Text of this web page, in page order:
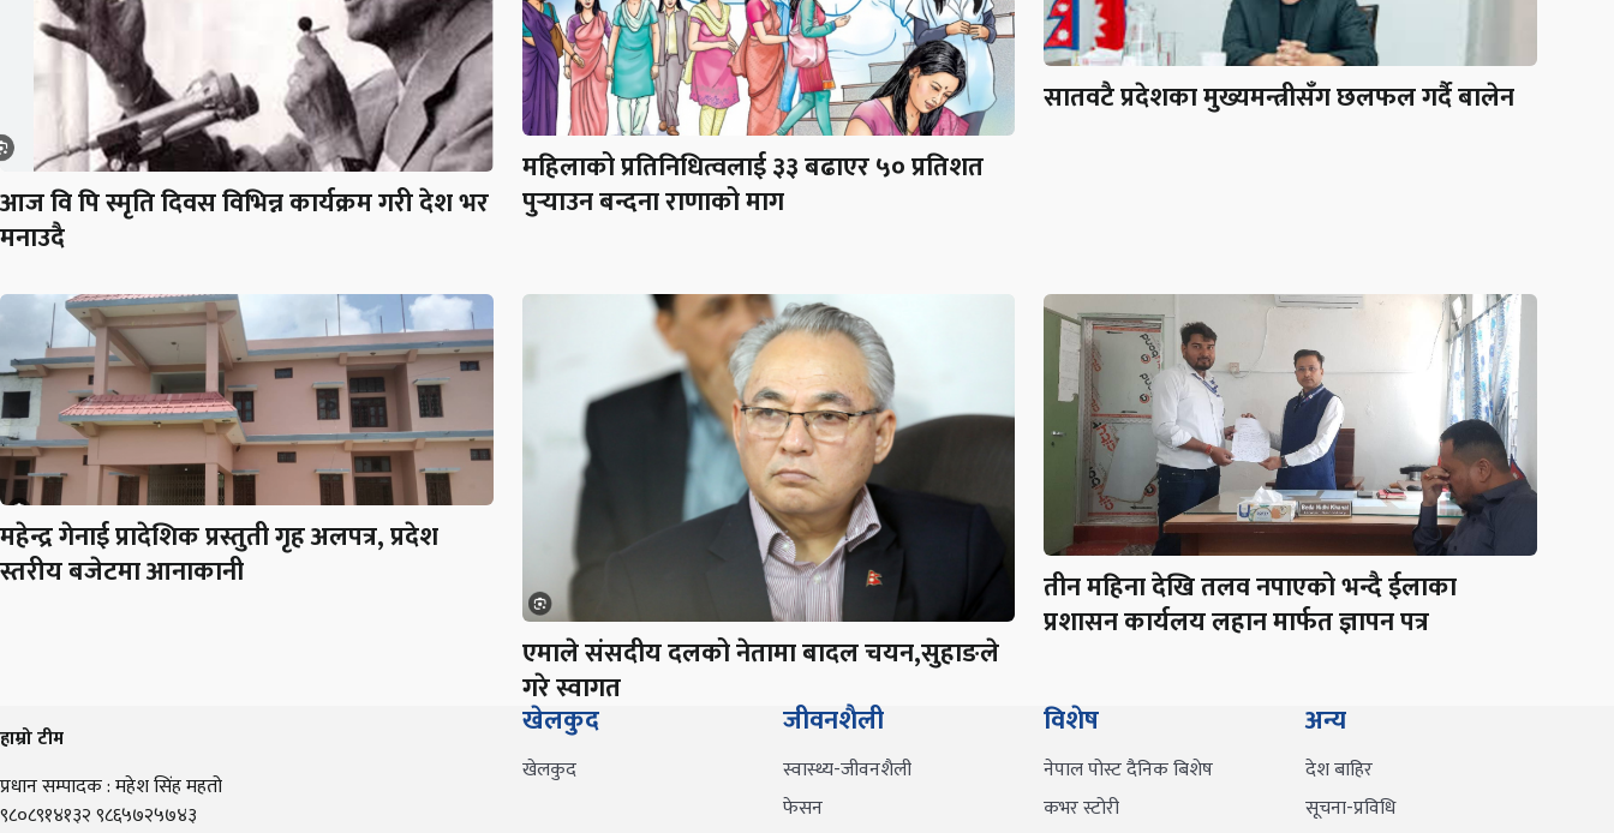
आज वि पि स्मृति दिवस विभिन्न कार्यक्रम गरी देश भर
मनाउदै
महिलाको प्रतिनिधित्वलाई ३३ बढाएर ५० प्रतिशत
पुर्‍याउन बन्दना राणाको माग
सातवटै प्रदेशका मुख्यमन्त्रीसँग छलफल गर्दै बालेन
महेन्द्र गेनाई प्रादेशिक प्रस्तुती गृह अलपत्र, प्रदेश
स्तरीय बजेटमा आनाकानी
एमाले संसदीय दलको नेतामा बादल चयन,सुहाङले
गरे स्वागत
तीन महिना देखि तलव नपाएको भन्दै ईलाका
प्रशासन कार्यलय लहान मार्फत ज्ञापन पत्र
हाम्रो टीम
प्रधान सम्पादक : महेश सिंह महतो
९८०८९१४१३२ ९८६५७२५७४३
खेलकुद
खेलकुद
जीवनशैली
स्वास्थ्य-जीवनशैली
फेसन
विशेष
नेपाल पोस्ट दैनिक बिशेष
कभर स्टोरी
अन्य
देश बाहिर
सूचना-प्रविधि